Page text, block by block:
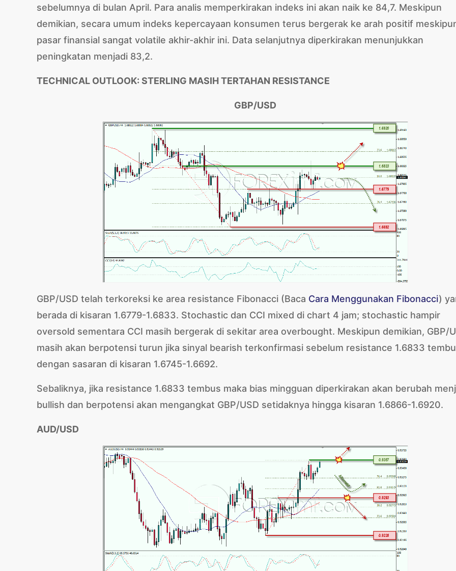
sebelumnya di bulan April. Para analis memperkirakan indeks ini akan naik ke 84,7. Meskipun
demikian, secara umum indeks kepercayaan konsumen terus bergerak ke arah positif
pasar finansial sangat volatile akhir-akhir ini. Data selanjutnya diperkirakan menunjukkan
peningkatan menjadi 83,2.
TECHNICAL OUTLOOK: STERLING MASIH TERTAHAN RESISTANCE
GBP/USD
GBP/USD telah terkoreksi ke area resistance Fibonacci (Baca Cara Menggunakan Fibonacci)
berada di kisaran 1.6779-1.6833. Stochastic dan CCI mixed di chart 4 jam; stochastic hampir
oversold sementara CCI masih bergerak di sekitar area overbought. Meskipun demikian, GBP/
masih akan berpotensi turun jika sinyal bearish terkonfirmasi sebelum resistance 1.6833
dengan sasaran di kisaran 1.6745-1.6692.
Sebaliknya, jika resistance 1.6833 tembus maka bias mingguan diperkirakan akan berubah
bullish dan berpotensi akan mengangkat GBP/USD setidaknya hingga kisaran 1.6866-1.6920.
AUD/USD